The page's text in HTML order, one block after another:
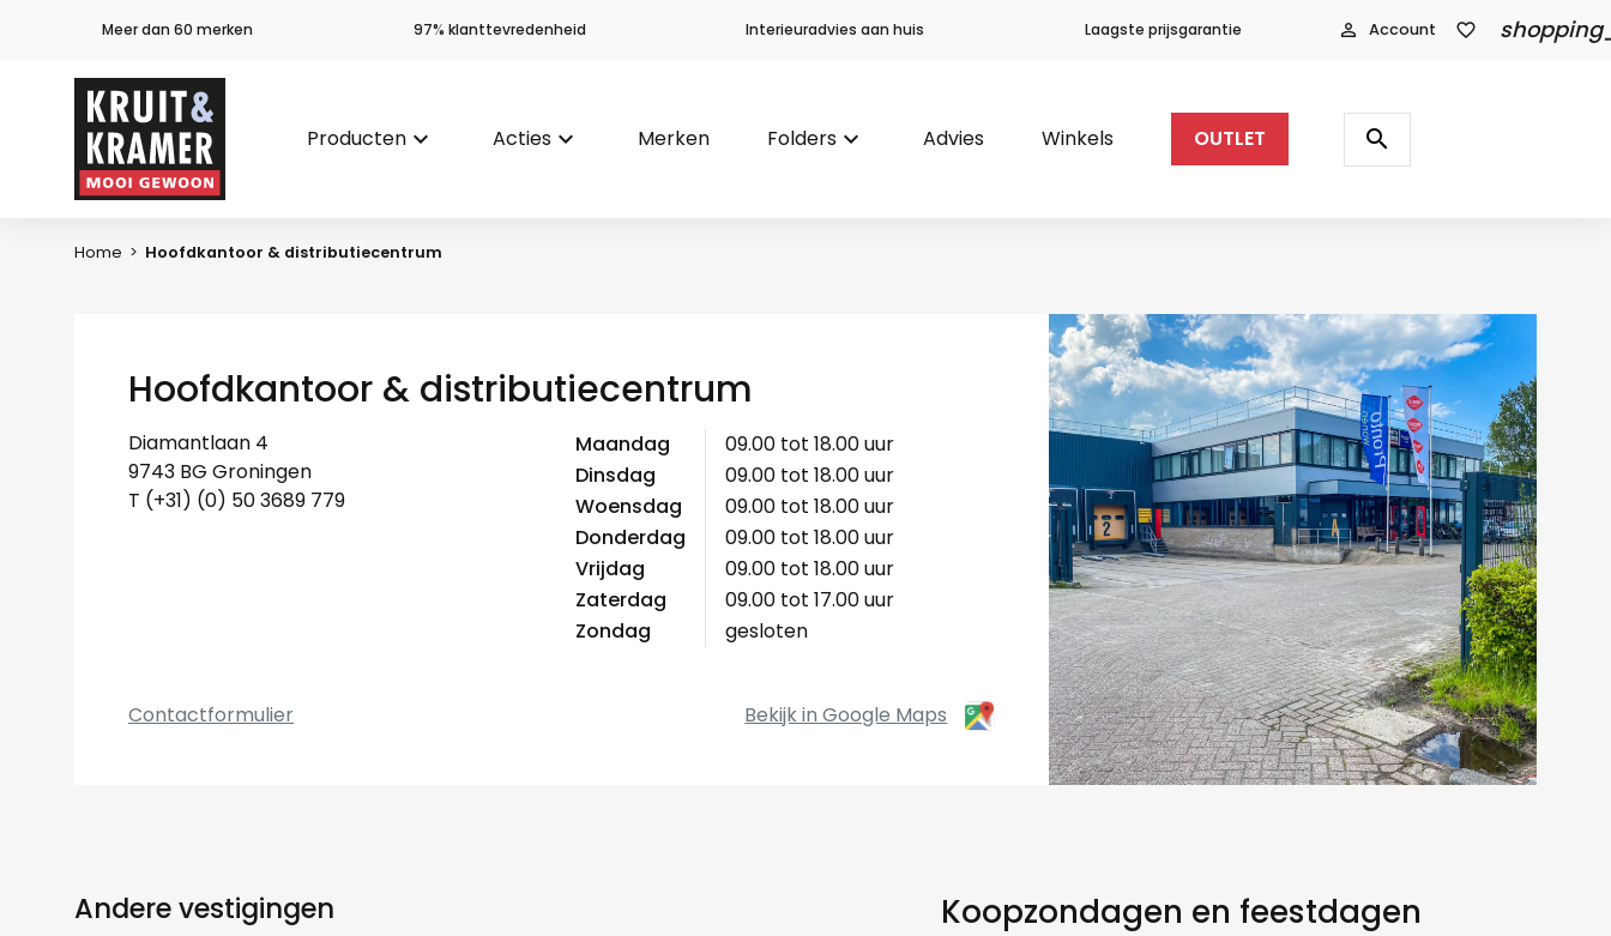
Meer dan 60 merken 97% klanttevredenheid Interieuradvies aan huis Laagste prijsgarantie person_outline Account favorite_border
Producten keyboard_arrow_down Acties keyboard_arrow_down Merken Folders keyboard_arrow_down Advies Winkels OUTLET
Producten
zoeken
search
Home > Hoofdkantoor & distributiecentrum
Hoofdkantoor & distributiecentrum
Diamantlaan 4
9743 BG Groningen
T (+31) (0) 50 3689 779
Maandag
09.00 tot 18.00 uur
Dinsdag
09.00 tot 18.00 uur
Woensdag
09.00 tot 18.00 uur
Donderdag
09.00 tot 18.00 uur
Vrijdag
09.00 tot 18.00 uur
Zaterdag
09.00 tot 17.00 uur
Zondag
gesloten
Contactformulier Bekijk in Google Maps
Andere vestigingen Koopzondagen en feestdagen